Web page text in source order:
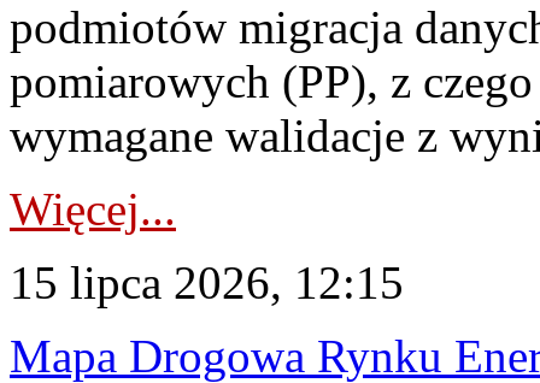
podmiotów migracja
pomiarowych (PP), z
wymagane walidacje z
Więcej...
15 lipca 2026, 12:15
Mapa Drogowa Rynku